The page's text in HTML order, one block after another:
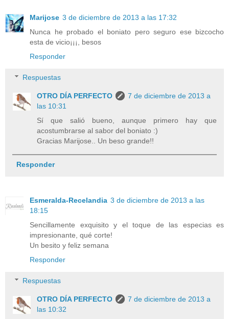
Marijose 3 de diciembre de 2013 a las 17:32
Nunca he probado el boniato pero seguro ese bizcocho
esta de vicio¡¡¡, besos
Responder
Respuestas
OTRO DÍA PERFECTO
7 de diciembre de 2013 a
las 10:31
Sí que salió bueno, aunque primero hay que
acostumbrarse al sabor del boniato :)
Gracias Marijose.. Un beso grande!!
Responder
Esmeralda-Recelandia 3 de diciembre de 2013 a las
18:15
Sencillamente exquisito y el toque de las especias es
impresionante, qué corte!
Un besito y feliz semana
Responder
Respuestas
OTRO DÍA PERFECTO
7 de diciembre de 2013 a
las 10:32